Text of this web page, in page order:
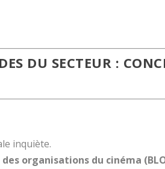
DU SECTEUR :
inquiète.
organisations du cinéma